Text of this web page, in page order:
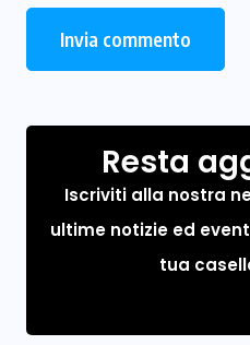
Resta
Iscriviti alla nostra
ultime notizie ed
tua